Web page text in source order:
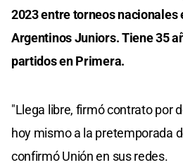
2023 entre torneos nacionales
Argentinos Juniors. Tiene 35
partidos en Primera.
"Llega libre, firmó contrato por
hoy mismo a la pretemporada
confirmó Unión en sus redes.